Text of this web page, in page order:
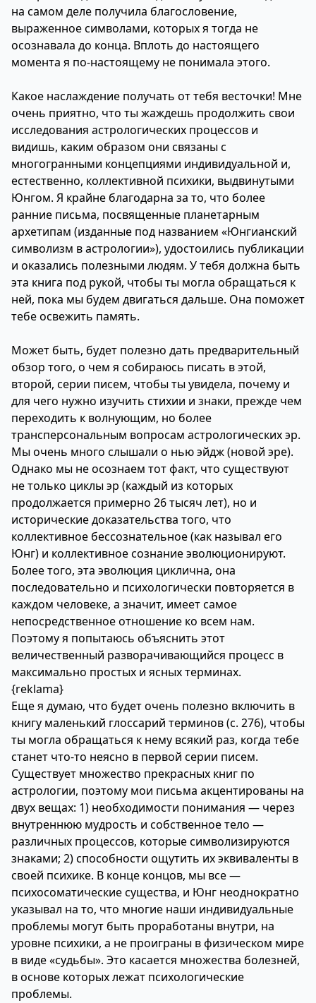
на самом деле получила благословение,
выраженное символами, которых я тогда не
осознавала до конца. Вплоть до настоящего
момента я по-настоящему не понимала этого.
Какое наслаждение получать от тебя весточки! Мне
очень приятно, что ты жаждешь продолжить свои
исследования астрологических процессов и
видишь, каким образом они связаны с
многогранными концепциями индивидуальной и,
естественно, коллективной психики, выдвинутыми
Юнгом. Я крайне благодарна за то, что более
ранние письма, посвященные планетарным
архетипам (изданные под названием «Юнгианский
символизм в астрологии»), удостоились публикации
и оказались полезными людям. У тебя должна быть
эта книга под рукой, чтобы ты могла обращаться к
ней, пока мы будем двигаться дальше. Она поможет
тебе освежить память.
Может быть, будет полезно дать предварительный
обзор того, о чем я собираюсь писать в этой,
второй, серии писем, чтобы ты увидела, почему и
для чего нужно изучить стихии и знаки, прежде чем
переходить к волнующим, но более
трансперсональным вопросам астрологических эр.
Мы очень много слышали о нью эйдж (новой эре).
Однако мы не осознаем тот факт, что существуют
не только циклы эр (каждый из которых
продолжается примерно 26 тысяч лет), но и
исторические доказательства того, что
коллективное бессознательное (как называл его
Юнг) и коллективное сознание эволюционируют.
Более того, эта эволюция циклична, она
последовательно и психологически повторяется в
каждом человеке, а значит, имеет самое
непосредственное отношение ко всем нам.
Поэтому я попытаюсь объяснить этот
величественный разворачивающийся процесс в
максимально простых и ясных терминах.
{reklama}
Еще я думаю, что будет очень полезно включить в
книгу маленький глоссарий терминов (с. 276), чтобы
ты могла обращаться к нему всякий раз, когда тебе
станет что-то неясно в первой серии писем.
Существует множество прекрасных книг по
астрологии, поэтому мои письма акцентированы на
двух вещах: 1) необходимости понимания — через
внутреннюю мудрость и собственное тело —
различных процессов, которые символизируются
знаками; 2) способности ощутить их эквиваленты в
своей психике. В конце концов, мы все —
психосоматические существа, и Юнг неоднократно
указывал на то, что многие наши индивидуальные
проблемы могут быть проработаны внутри, на
уровне психики, а не проиграны в физическом мире
в виде «судьбы». Это касается множества болезней,
в основе которых лежат психологические
проблемы.